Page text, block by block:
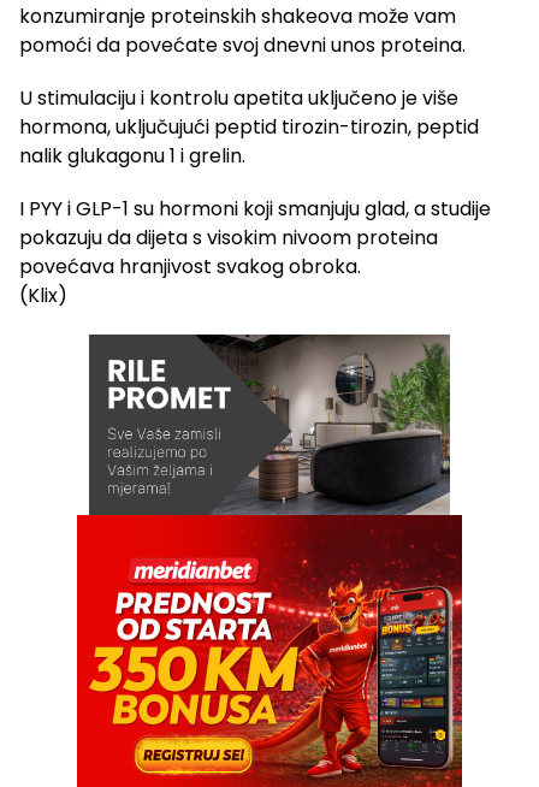
konzumiranje proteinskih shakeova može vam
pomoći da povećate svoj dnevni unos proteina.
U stimulaciju i kontrolu apetita uključeno je više
hormona, uključujući peptid tirozin-tirozin, peptid
nalik glukagonu 1 i grelin.
I PYY i GLP-1 su hormoni koji smanjuju glad, a studije
pokazuju da dijeta s visokim nivoom proteina
povećava hranjivost svakog obroka.
(Klix)